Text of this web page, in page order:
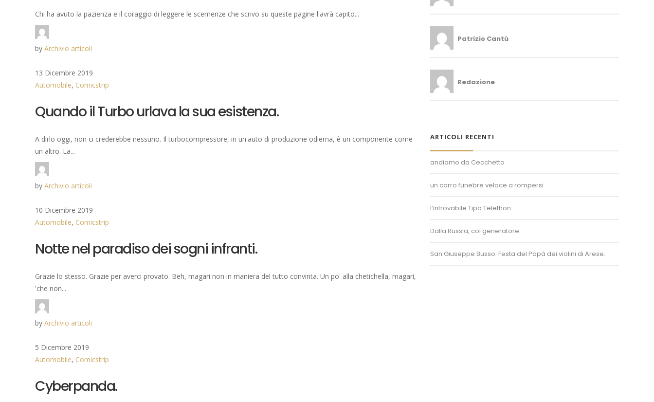
Chi ha avuto la pazienza e il coraggio di leggere le scemenze che scrivo su queste pagine l'avrà capito...
by Archivio articoli
13 Dicembre 2019
Automobile, Comicstrip
Quando il Turbo urlava la sua esistenza.
A dirlo oggi, non ci crederebbe nessuno. Il turbocompressore, in un'auto di produzione odierna, è un componente come
un altro. La...
by Archivio articoli
10 Dicembre 2019
Automobile, Comicstrip
Notte nel paradiso dei sogni infranti.
Grazie lo stesso. Grazie per averci provato. Beh, magari non in maniera del tutto convinta. Un po' alla chetichella, magari,
'che non...
by Archivio articoli
5 Dicembre 2019
Automobile, Comicstrip
Cyberpanda.
Patrizio Cantù
Redazione
ARTICOLI RECENTI
andiamo da Cecchetto
un carro funebre veloce a rompersi
l’introvabile Tipo Telethon
Dalla Russia, col generatore.
San Giuseppe Busso. Festa del Papà dei violini di Arese.